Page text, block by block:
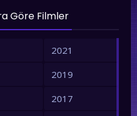
Göre Filmler
2021
2019
2017